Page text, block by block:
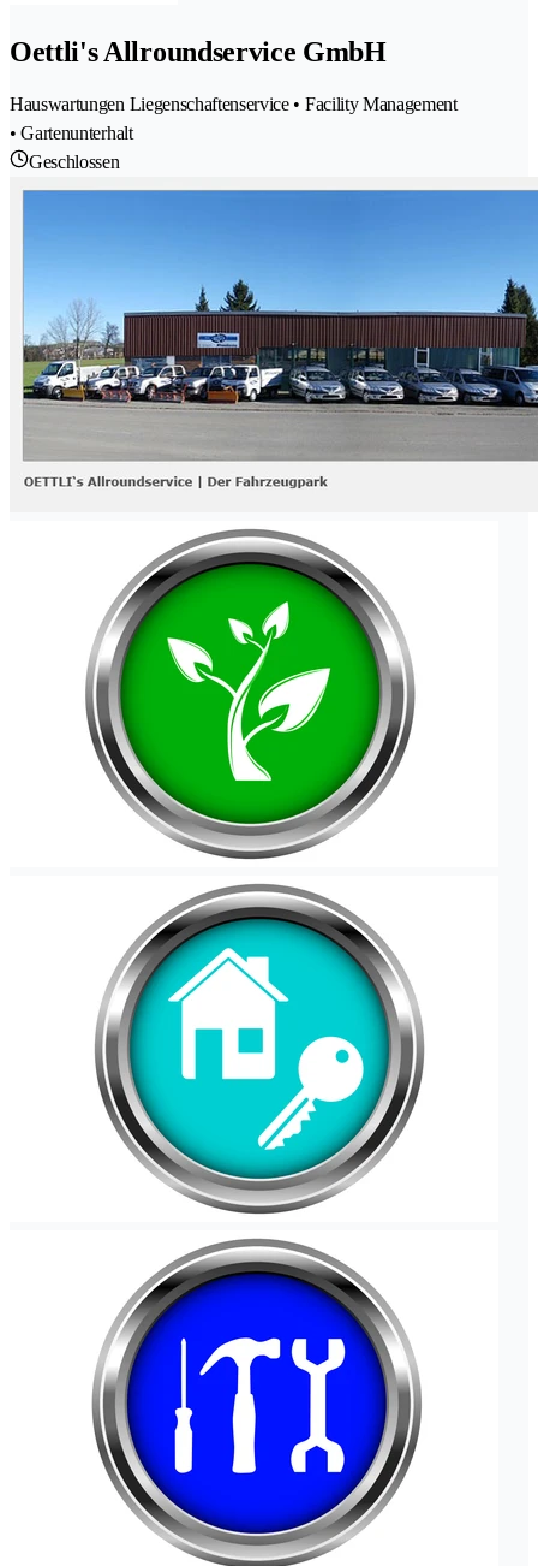
Oettli's Allroundservice GmbH
Hauswartungen Liegenschaftenservice • Facility Management
• Gartenunterhalt
Geschlossen